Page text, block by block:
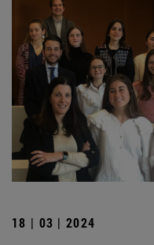
18 | 03 | 2024